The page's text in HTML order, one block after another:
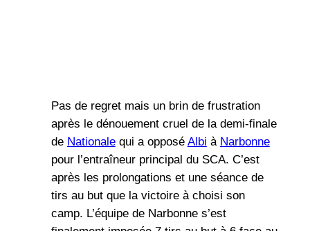
Pas de regret mais un brin de frustration
après le dénouement cruel de la demi-finale
de Nationalequi a opposé Albi à Narbonne
pour l’entraîneur principal du SCA. C’est
après les prolongations et une séance de
tirs au but que la victoire à choisi son
camp. L’équipe de Narbonne s’est